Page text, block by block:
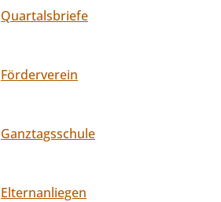
Quartalsbriefe
Förderverein
Ganztagsschule
Elternanliegen